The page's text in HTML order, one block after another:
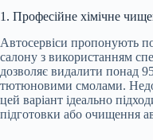
1. Професійне хімічне
Автосервіси пропонують
салону з використанням
дозволяє видалити понад
тютюновими смолами.
цей варіант ідеально
підготовки або очищення